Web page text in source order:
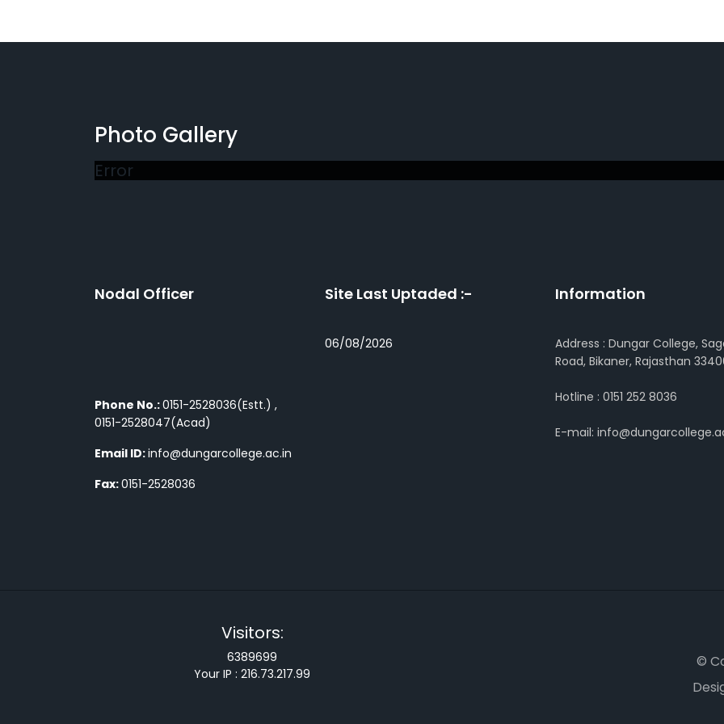
Photo Gallery
Error
Nodal Officer
Phone No.:0151-2528036(Estt.) ,
0151-2528047(Acad)
Email ID:info@dungarcollege.ac.in
Fax:0151-2528036
Site Last Uptaded :-
06/08/2026
Information
Address : Dungar College,
Road, Bikaner, Rajasthan
Hotline : 0151 252 8036
E-mail:
Visitors:
6389699
Your IP : 216.73.217.99
©